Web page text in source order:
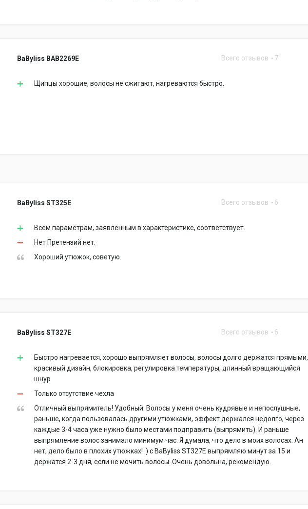
BaByliss BAB2269E Всего отзывов 7
Щипцы хорошие, волосы не сжигают, нагреваются быстро.
BaByliss ST325E Всего отзывов 6
Всем параметрам, заявленным в характеристике, соответствует.
Нет Претензий нет.
Хороший утюжок, советую.
BaByliss ST327E Всего отзывов 6
Быстро нагревается, хорошо выпрямляет волосы, волосы долго держатся прямыми,
красивый дизайн, блокировка, регулировка температуры, длинный вращающийся
шнур
Только отсутствие чехла
Отличный выпрямитель! Удобный. Волосы у меня очень кудрявые и непослушные,
раньше, когда пользовалась другими утюжками, эффект держался недолго, через
каждые 3-4 часа уже нужно было местами подправить (выпрямить). И раньше
выпрямление волос занимало минимум час. Я думала, что дело в моих волосах. Ан
нет, дело было в плохих утюжках! :) с BaByliss ST327E выпрямляю минут за 15 и
держатся 2-3 дня, если не мочить волосы. Очень довольна, рекомендую.